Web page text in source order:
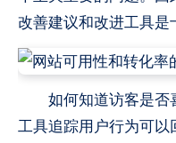
改善建议和改进工具是
如何知道访客是否
工具追踪用户行为可